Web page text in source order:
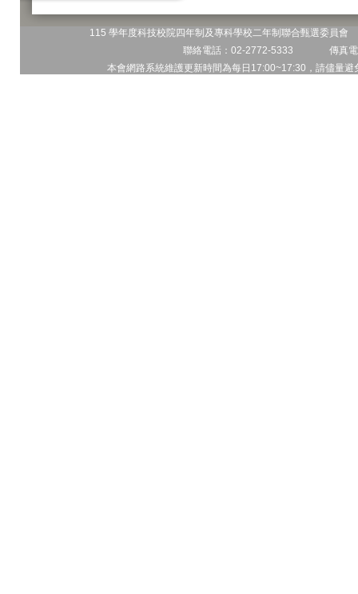
115 學年度科技校院四年制及專科學校二年制聯合甄選委員
聯絡電話：02-2772-5333 傳真
本會網路系統維護更新時間為每日17:00~17:30，請儘量